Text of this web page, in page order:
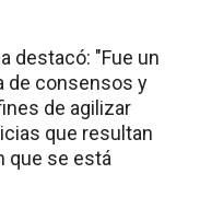
destacó: "Fue un
de consensos y
de agilizar
que resultan
que se está